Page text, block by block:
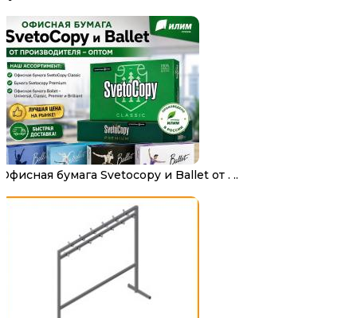
Офисная бумага Svetocopy и Ballet от . ..